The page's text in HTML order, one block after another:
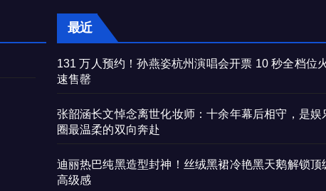
最近
131 万人预约！孙燕姿杭州演唱会开票 10 秒全档位
速售罄
张韶涵长文悼念离世化妆师：十余年幕后相守，是娱
圈最温柔的双向奔赴
迪丽热巴纯黑造型封神！丝绒黑裙冷艳黑天鹅解锁顶
高级感